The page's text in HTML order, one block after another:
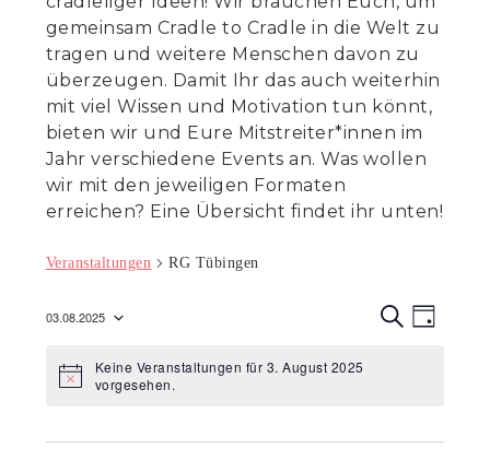
gemeinsam Cradle to Cradle in die Welt zu
tragen und weitere Menschen davon zu
überzeugen. Damit Ihr das auch weiterhin
mit viel Wissen und Motivation tun könnt,
bieten wir und Eure Mitstreiter*innen im
Jahr verschiedene Events an. Was wollen
wir mit den jeweiligen Formaten
erreichen? Eine Übersicht findet ihr unten!
Veranstaltungen RG Tübingen
T
03.08.2025
wählen.
Hinweis
Keine Veranstaltungen für 3. August 2025
vorgesehen.